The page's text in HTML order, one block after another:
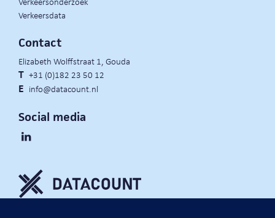
Verkeersdata
Contact
Elizabeth Wolffstraat 1, Gouda
T +31 (0)182 23 50 12
E info@datacount.nl
Social media